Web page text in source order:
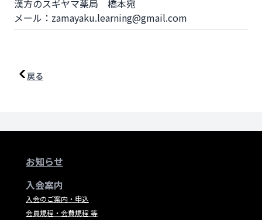
漢方のスギヤマ薬局　橋本宛
メール：zamayaku.learning@gmail.com
戻る
お知らせ
入会案内
入会のご案内・申込
会員規程・会費規程 等